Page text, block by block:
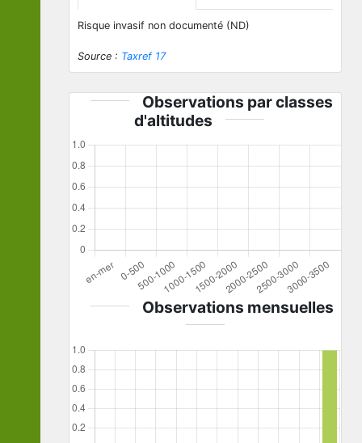
Risque invasif non documenté (ND)
Source : Taxref 17
Observations par classes
d'altitudes
Observations mensuelles